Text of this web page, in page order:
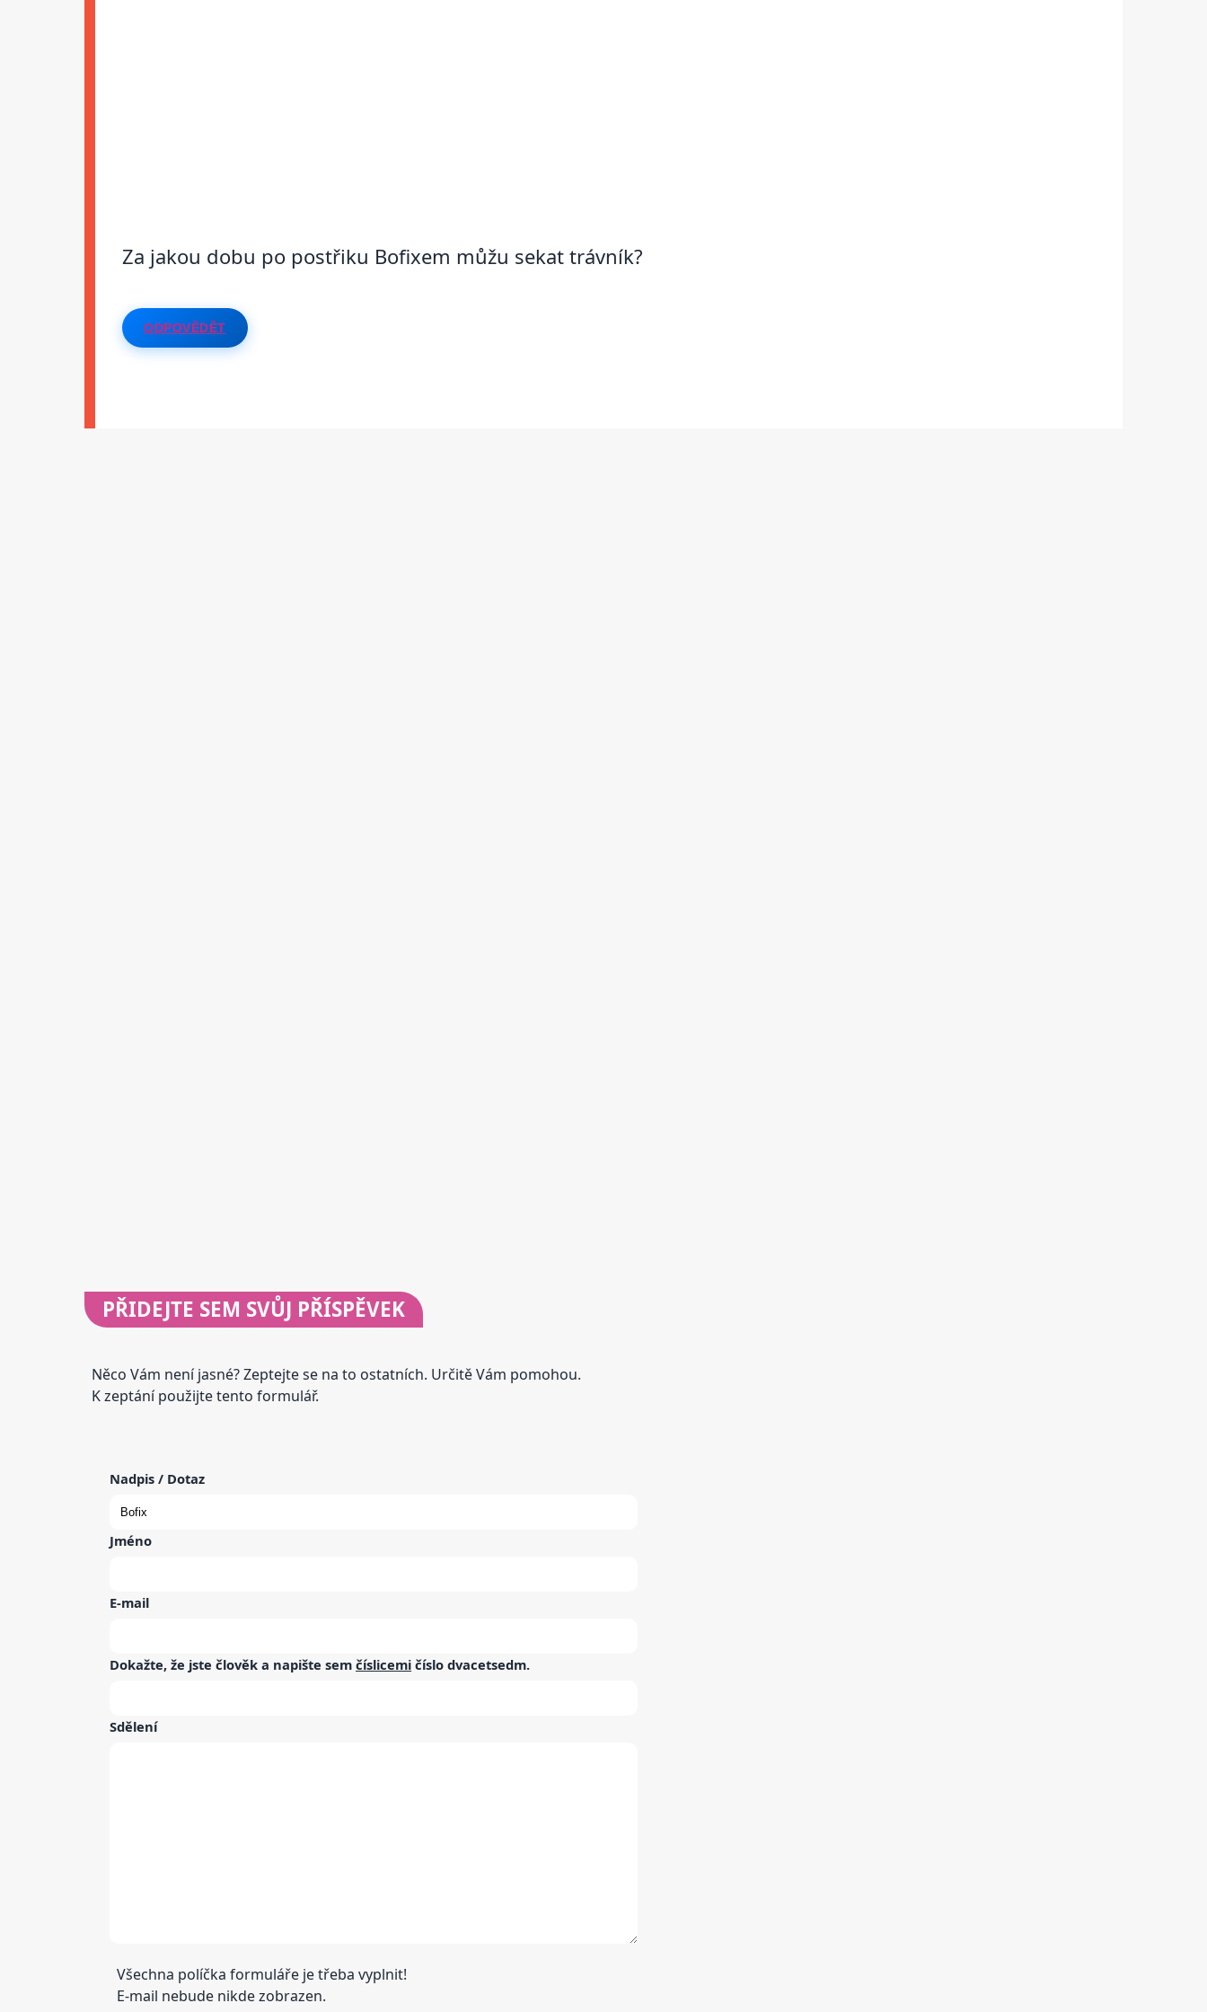
Za jakou dobu po postřiku Bofixem můžu sekat trávník?
ODPOVĚDĚT
PŘIDEJTE SEM SVŮJ PŘÍSPĚVEK
Něco Vám není jasné? Zeptejte se na to ostatních. Určitě Vám pomohou.
K zeptání použijte tento formulář.
Nadpis / Dotaz
Jméno
E-mail
Dokažte, že jste člověk a napište semčíslicemi číslodvacetsedm.
Sdělení
Všechna políčka formuláře je třeba vyplnit!
E-mail nebude nikde zobrazen.